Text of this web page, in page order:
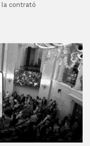
la contrató